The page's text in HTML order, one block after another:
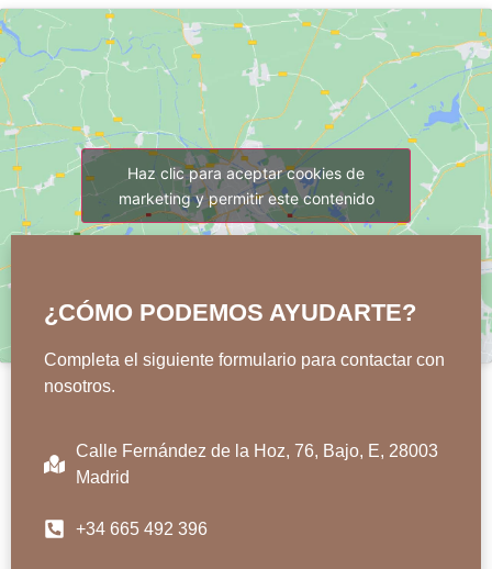
Haz clic para aceptar cookies de
marketing y permitir este contenido
¿CÓMO PODEMOS AYUDARTE?
Completa el siguiente formulario para contactar con
nosotros.
Calle Fernández de la Hoz, 76, Bajo, E, 28003
Madrid
+34 665 492 396